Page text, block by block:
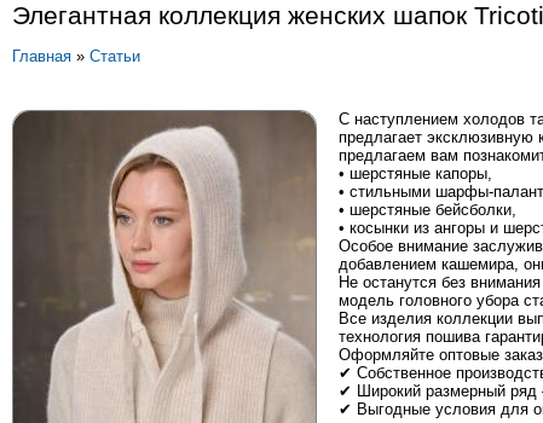
Элегантная коллекция женских шапок
Главная » Статьи
С наступлением холодов
предлагает
предлагаем вам
• шерстяные капоры,
• стильными шарфы-
• шерстяные бейсболки,
• косынки из ангоры и
Особое внимание
добавлением кашемира,
Не останутся без
модель головного убора
Все изделия коллекции
технология пошива
Оформляйте оптовые
✔ Собственное
✔ Широкий размерный ряд
✔ Выгодные условия для